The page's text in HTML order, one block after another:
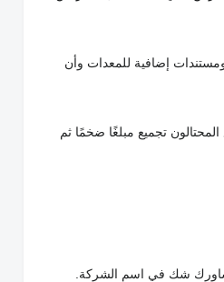
إضافية للمعدات وأن
تجميع مبلغًا ضخمًا ثم
ساورك شك في اسم الشركة.